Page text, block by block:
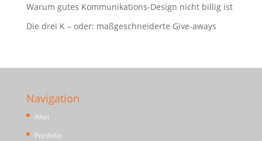
Warum gutes Kommunikations-Design nicht billig ist
Die drei K – oder: maßgeschneiderte Give-aways
Navigation
Ahoi
Portfolio